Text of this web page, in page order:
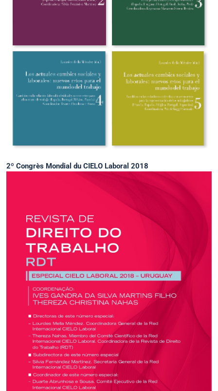
2º Congrès Mondial du CIELO Laboral 2018